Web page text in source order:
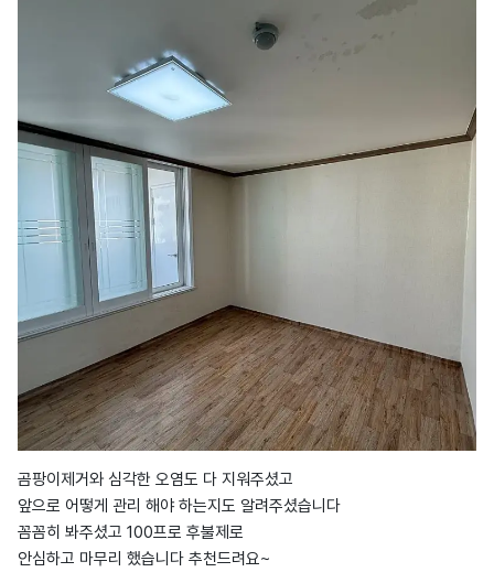
곰팡이제거와 심각한 오염도 다 지워주셨고
앞으로 어떻게 관리 해야 하는지도 알려주셨습니다
꼼꼼히 봐주셨고 100프로 후불제로
안심하고 마무리 했습니다 추천드려요~